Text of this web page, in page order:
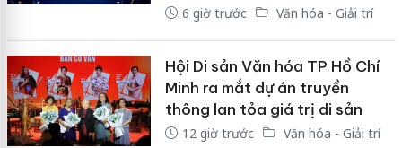
6 giờ trước Văn hóa - Giải trí
Hội Di sản Văn hóa TP Hồ Chí
Minh ra mắt dự án truyền
thông lan tỏa giá trị di sản
12 giờ trước Văn hóa - Giải trí